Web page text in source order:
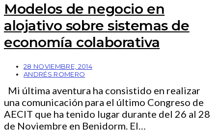
Modelos de negocio en
alojativo sobre sistemas de
economía colaborativa
28 NOVIEMBRE, 2014
ANDRÉS ROMERO
Mi última aventura ha consistido en realizar
una comunicación para el último Congreso de
AECIT que ha tenido lugar durante del 26 al 28
de Noviembre en Benidorm. El…